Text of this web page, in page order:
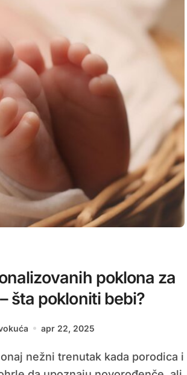
poklona za
šta pokloniti bebi?
apr 22, 2025